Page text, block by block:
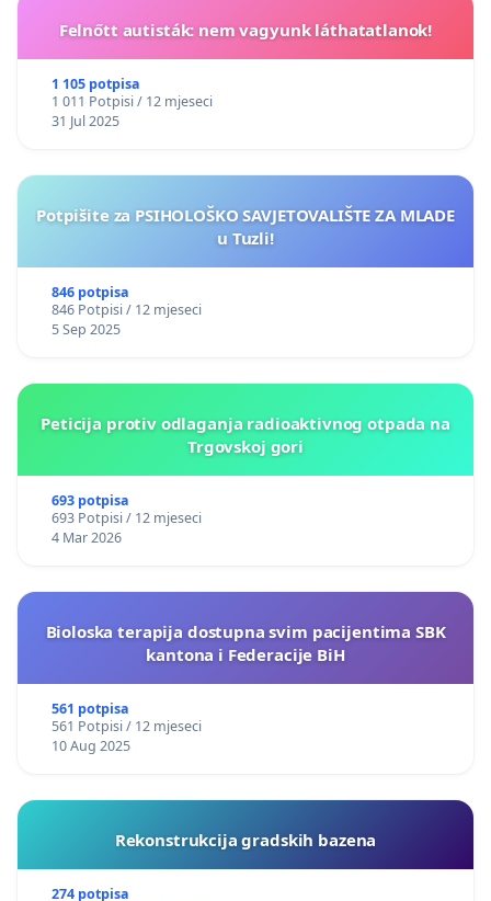
Felnőtt autisták: nem vagyunk láthatatlanok!
1 105 potpisa
1 011 Potpisi / 12 mjeseci
31 Jul 2025
Potpišite za PSIHOLOŠKO SAVJETOVALIŠTE ZA MLADE
u Tuzli!
846 potpisa
846 Potpisi / 12 mjeseci
5 Sep 2025
Peticija protiv odlaganja radioaktivnog otpada na
Trgovskoj gori
693 potpisa
693 Potpisi / 12 mjeseci
4 Mar 2026
Bioloska terapija dostupna svim pacijentima SBK
kantona i Federacije BiH
561 potpisa
561 Potpisi / 12 mjeseci
10 Aug 2025
Rekonstrukcija gradskih bazena
274 potpisa